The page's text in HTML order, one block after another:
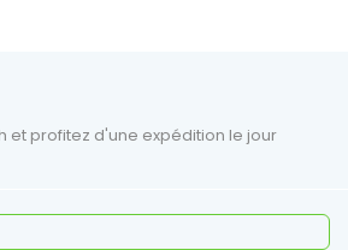
et profitez d'une expédition le jour